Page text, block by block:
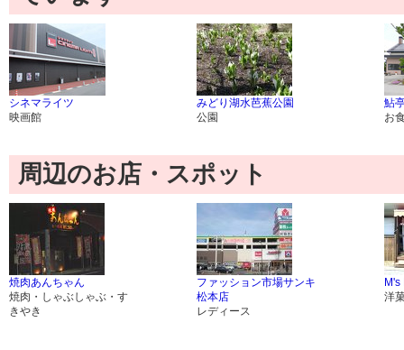
シネマライツ
映画館
みどり湖水芭蕉公園
公園
鮎
お
周辺のお店・スポット
焼肉あんちゃん
焼肉・しゃぶしゃぶ・す
きやき
ファッション市場サンキ
松本店
レディース
M's
洋